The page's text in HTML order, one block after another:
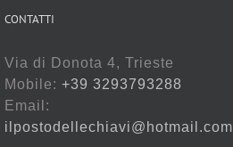
CONTATTI
Via di Donota 4, Trieste
Mobile: +39 3293793288
Email:
ilpostodellechiavi@hotmail.com